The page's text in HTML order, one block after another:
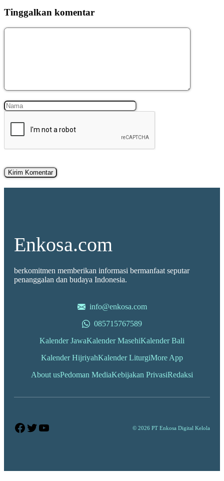
Tinggalkan komentar
Komentar
Nama Surel
Enkosa.com
berkomitmen memberikan informasi bermanfaat seputar
penanggalan dan budaya Indonesia.
info@enkosa.com
085715767589
Kalender JawaKalender MasehiKalender Bali
Kalender HijriyahKalender LiturgiMore App
About usPedoman MediaKebijakan PrivasiRedaksi
Facebook
Twitter
YouTube © 2026 PT Enkosa Digital Kelola